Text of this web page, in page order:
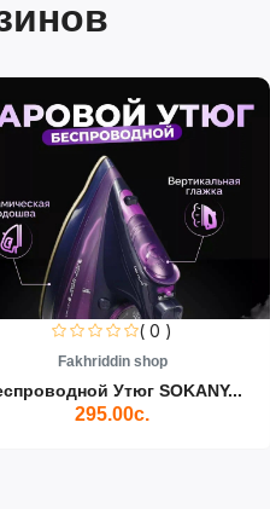
( 0 )
Fakhriddin shop
Утюг SOKANY...
295.00с.